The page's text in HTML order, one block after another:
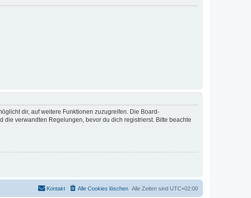
dir, auf weitere Funktionen zuzugreifen. Die Board-
verwandten Regelungen, bevor du dich registrierst. Bitte beachte
Alle Zeiten sind UTC+02:00
Alle Cookies löschen
Kontakt